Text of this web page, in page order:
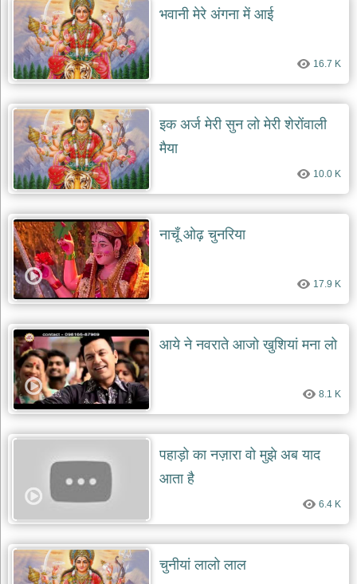
भवानी मेरे अंगना में आई
16.7 K
इक अर्ज मेरी सुन लो मेरी शेरोंवाली
मैया
10.0 K
नाचूँ ओढ़ चुनरिया
17.9 K
आये ने नवराते आजो खुशियां मना लो
8.1 K
पहाड़ो का नज़ारा वो मुझे अब याद
आता है
6.4 K
चुनीयां लालो लाल